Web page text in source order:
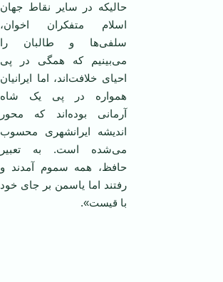
حالیکه در سایر نقاط جهان
اسلام متفکران اخوان،
سلفی‌ها و طالبان را
می‌بینیم که همگی در پی
احیای خلافت‌اند، اما ایرانیان
همواره در پی یک شاه
آرمانی بوده‌اند که محور
اندیشه ایرانشهری محسوب
می‌شده است. به تعبیر
حافظ، همه سموم آمدند و
رفتند اما یاسمن بر جای خود
با قیست».